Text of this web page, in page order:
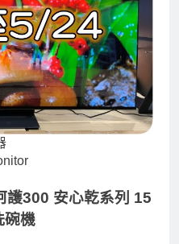
護300 安心乾系列 15
碗機